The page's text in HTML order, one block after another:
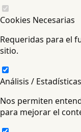
Cookies Necesarias
Requeridas para el
sitio.
Análisis / Estadísticas
Nos permiten
para mejorar el